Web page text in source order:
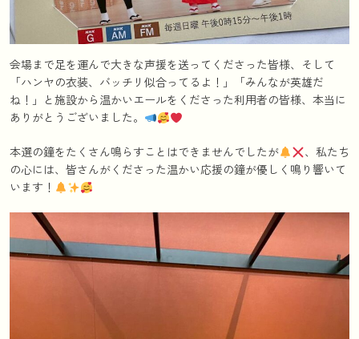
会場まで足を運んで大きな声援を送ってくださった皆様、そして
「ハンヤの衣装、バッチリ似合ってるよ！」「みんなが英雄だ
ね！」と施設から温かいエールをくださった利用者の皆様、本当に
ありがとうございました。
本選の鐘をたくさん鳴らすことはできませんでしたが
、私たち
の心には、皆さんがくださった温かい応援の鐘が優しく鳴り響いて
います！